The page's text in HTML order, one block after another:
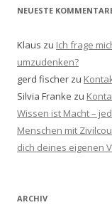
NEUESTE
Klaus zu Ich frage
umzudenken?
gerd fischer zu
Silvia Franke zu
Wissen ist Macht –
Menschen mit
dich deines eigenen
ARCHIV